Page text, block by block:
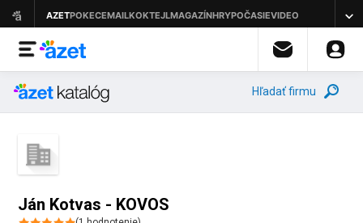
Hľadať firmu
Ján Kotvas - KOVOS